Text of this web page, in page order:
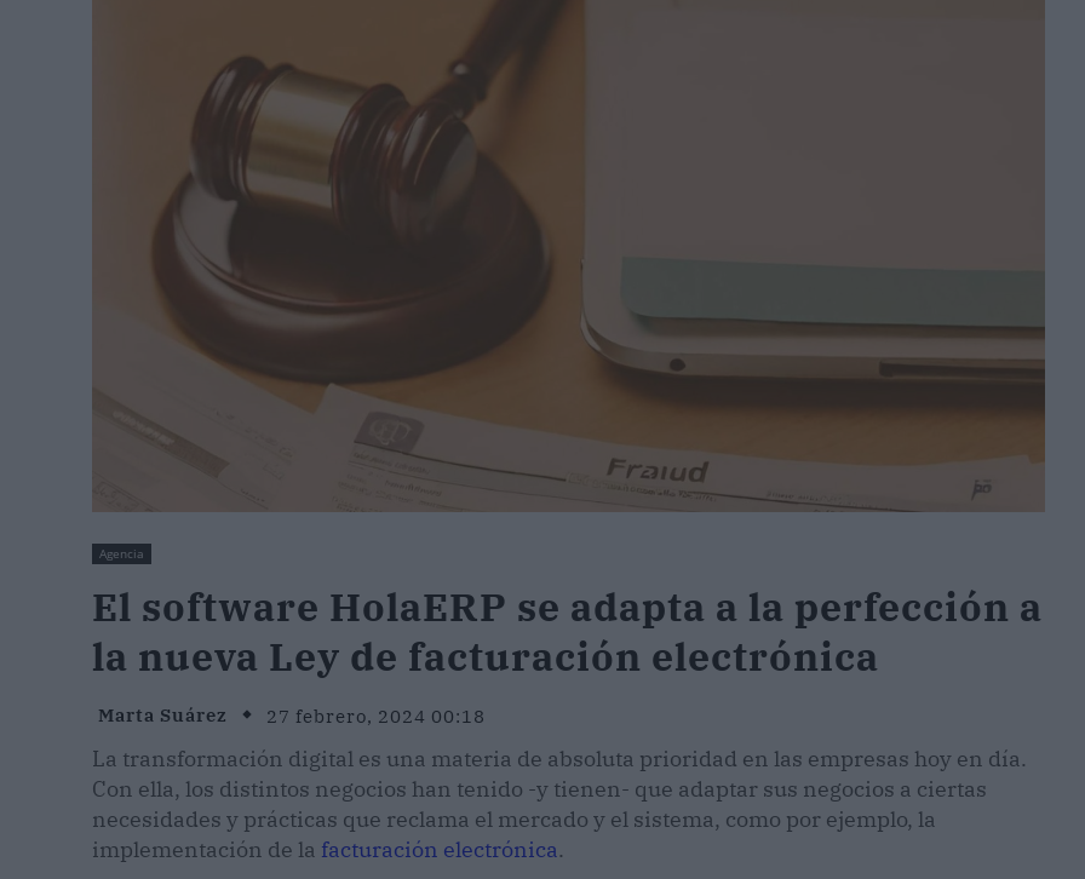
Agencia
El software HolaERP se adapta a la perfección a
la nueva Ley de facturación electrónica
Marta Suárez 27 febrero, 2024 00:18
La transformación digital es una materia de absoluta prioridad en las empresas hoy en día.
Con ella, los distintos negocios han tenido -y tienen- que adaptar sus negocios a ciertas
necesidades y prácticas que reclama el mercado y el sistema, como por ejemplo, la
implementación de la facturación electrónica.